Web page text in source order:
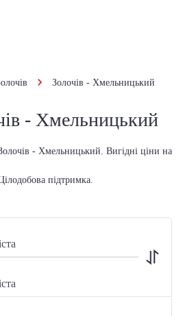
Золочів - Хмельницький
- Хмельницький
- Хмельницький. Вигідні ціни на
підтримка.